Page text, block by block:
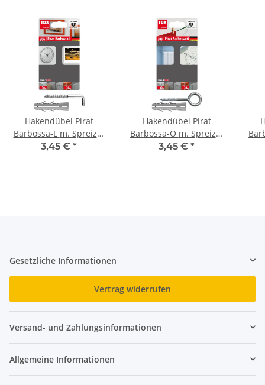
Hakendübel Pirat
Barbossa-L m. Spreizd.
Barracuda BL 4
3,45 € *
Hakendübel Pirat
Barbossa-O m. Spreizd.
Barracuda BL 2
3,45 € *
Gesetzliche Informationen
Vertrag widerrufen
Versand- und Zahlungsinformationen
Allgemeine Informationen